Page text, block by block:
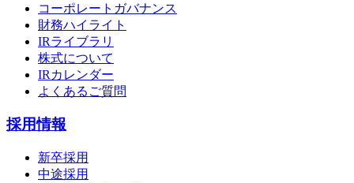
コーポレートガバナンス
財務ハイライト
IRライブラリ
株式について
IRカレンダー
よくあるご質問
採用情報
新卒採用
中途採用